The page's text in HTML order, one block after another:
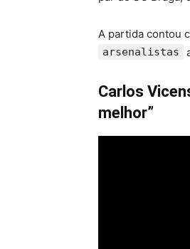
A partida contou
arsenalistas
Carlos
melhor”